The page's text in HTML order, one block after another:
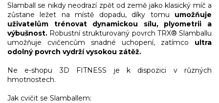
Slamball se nikdy neodrazí zpět od země jako klasický míč a
zůstane ležet na místě dopadu, díky tomu umožňuje
uživatelům trénovat dynamickou sílu, plyometrii a
výbušnost. Robustní strukturovaný povrch TRX® Slamballu
umožňuje cvičencům snadné uchopení, zatímco ultra
odolný povrch vydrží vysokou zátěž.
Ne e-shopu 3D FITNESS je k dispozici v různých
hmotnostech.
Jak cvičit se Slamballem: